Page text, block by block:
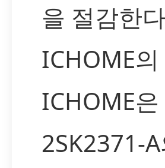
을 절감한
ICHOME
ICHOME
2SK2371-